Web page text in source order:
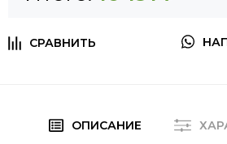
ОПИСАНИЕ